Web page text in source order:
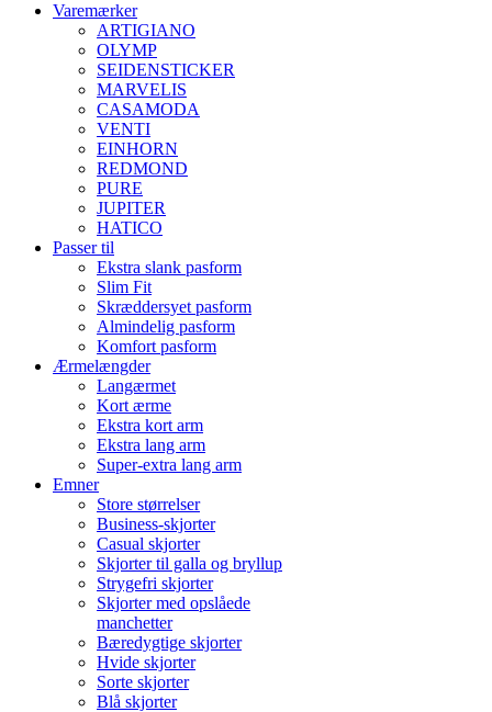
Varemærker
ARTIGIANO
OLYMP
SEIDENSTICKER
MARVELIS
CASAMODA
VENTI
EINHORN
REDMOND
PURE
JUPITER
HATICO
Passer til
Ekstra slank pasform
Slim Fit
Skræddersyet pasform
Almindelig pasform
Komfort pasform
Ærmelængder
Langærmet
Kort ærme
Ekstra kort arm
Ekstra lang arm
Super-extra lang arm
Emner
Store størrelser
Business-skjorter
Casual skjorter
Skjorter til galla og bryllup
Strygefri skjorter
Skjorter med opslåede
manchetter
Bæredygtige skjorter
Hvide skjorter
Sorte skjorter
Blå skjorter